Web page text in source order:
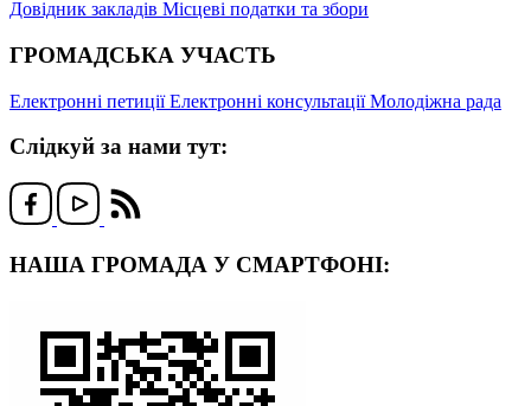
Довідник закладів Місцеві податки та збори
ГРОМАДСЬКА УЧАСТЬ
Електронні петиціїЕлектронні консультаціїМолодіжна рада
Слідкуй за нами тут:
НАША ГРОМАДА У СМАРТФОНІ: